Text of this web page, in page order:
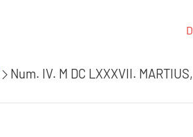
Num. IV. M DC LXXXVII.